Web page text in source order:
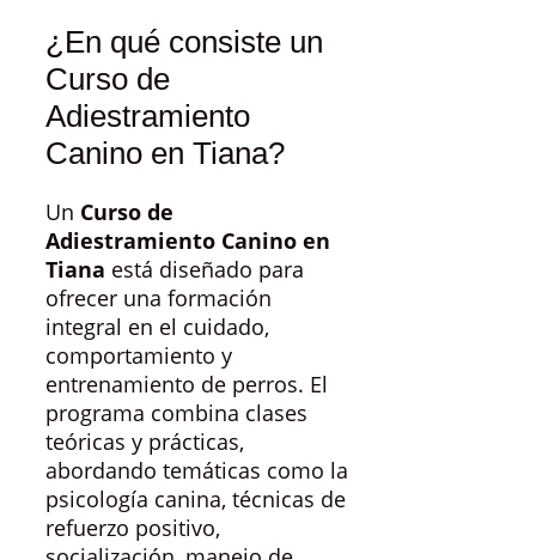
¿En qué consiste un
Curso de
Adiestramiento
Canino en Tiana?
Un Curso de
Adiestramiento Canino en
Tiana está diseñado para
ofrecer una formación
integral en el cuidado,
comportamiento y
entrenamiento de perros. El
programa combina clases
teóricas y prácticas,
abordando temáticas como la
psicología canina, técnicas de
refuerzo positivo,